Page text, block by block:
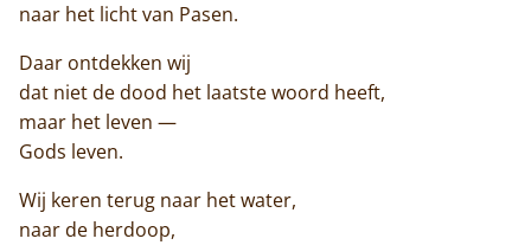
naar het licht van Pasen.
Daar ontdekken wij
dat niet de dood het laatste woord heeft,
maar het leven —
Gods leven.
Wij keren terug naar het water,
naar de herdoop,